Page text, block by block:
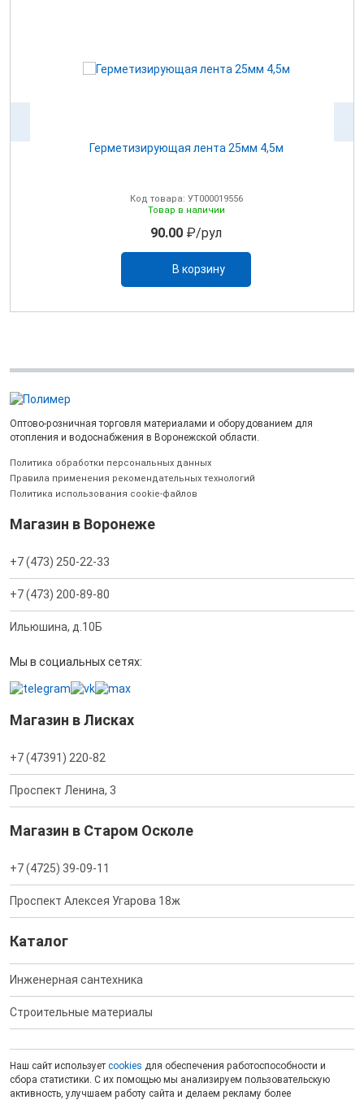
Герметизирующая лента 25мм 4,5м
Код товара: УТ000019556
Товар в наличии
90.00 ₽/рул
В корзину
Оптово-розничная торговля материалами и оборудованием для
отопления и водоснабжения в Воронежской области.
Политика обработки персональных данных
Правила применения рекомендательных технологий
Политика использования cookie-файлов
Магазин в Воронеже
+7 (473) 250-22-33
+7 (473) 200-89-80
Ильюшина, д.10Б
Мы в социальных сетях:
Магазин в Лисках
+7 (47391) 220-82
Проспект Ленина, 3
Магазин в Старом Осколе
+7 (4725) 39-09-11
Проспект Алексея Угарова 18ж
Каталог
Инженерная сантехника
Строительные материалы
Наш сайт использует cookies для обеспечения работоспособности и
сбора статистики. С их помощью мы анализируем пользовательскую
активность, улучшаем работу сайта и делаем рекламу более